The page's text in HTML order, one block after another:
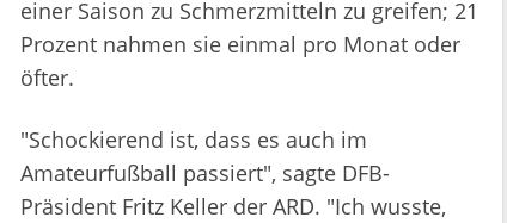
einer Saison zu Schmerzmitteln zu greifen; 21
Prozent nahmen sie einmal pro Monat oder
öfter.
"Schockierend ist, dass es auch im
Amateurfußball passiert", sagte DFB-
Präsident Fritz Keller der ARD. "Ich wusste,